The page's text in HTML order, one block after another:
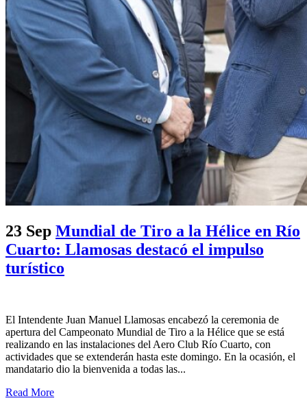
23 Sep Mundial de Tiro a la Hélice en Río
Cuarto: Llamosas destacó el impulso
turístico
El Intendente Juan Manuel Llamosas encabezó la ceremonia de
apertura del Campeonato Mundial de Tiro a la Hélice que se está
realizando en las instalaciones del Aero Club Río Cuarto, con
actividades que se extenderán hasta este domingo. En la ocasión, el
mandatario dio la bienvenida a todas las...
Read More